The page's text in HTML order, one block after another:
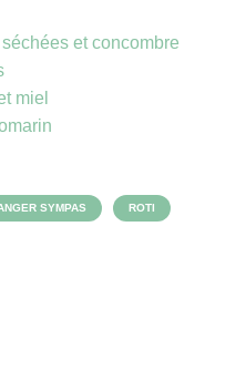
et concombre
miel
SYMPAS ROTI